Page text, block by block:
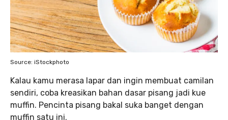
Source: iStockphoto
Kalau kamu merasa lapar dan ingin membuat camilan
sendiri, coba kreasikan bahan dasar pisang jadi kue
muffin. Pencinta pisang bakal suka banget dengan
muffin satu ini.